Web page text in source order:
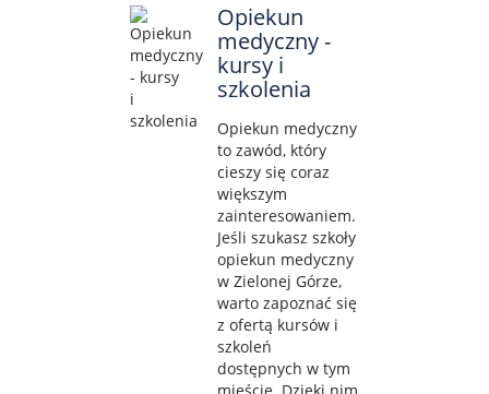
Opiekun
medyczny -
kursy i
szkolenia
Opiekun medyczny
to zawód, który
cieszy się coraz
większym
zainteresowaniem.
Jeśli szukasz szkoły
opiekun medyczny
w Zielonej Górze,
warto zapoznać się
z ofertą kursów i
szkoleń
dostępnych w tym